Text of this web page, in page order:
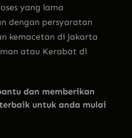
yang lama
dengan persyaratan
kemacetan di Jakarta
atau Kerabat di
dan memberikan
untuk anda mulai